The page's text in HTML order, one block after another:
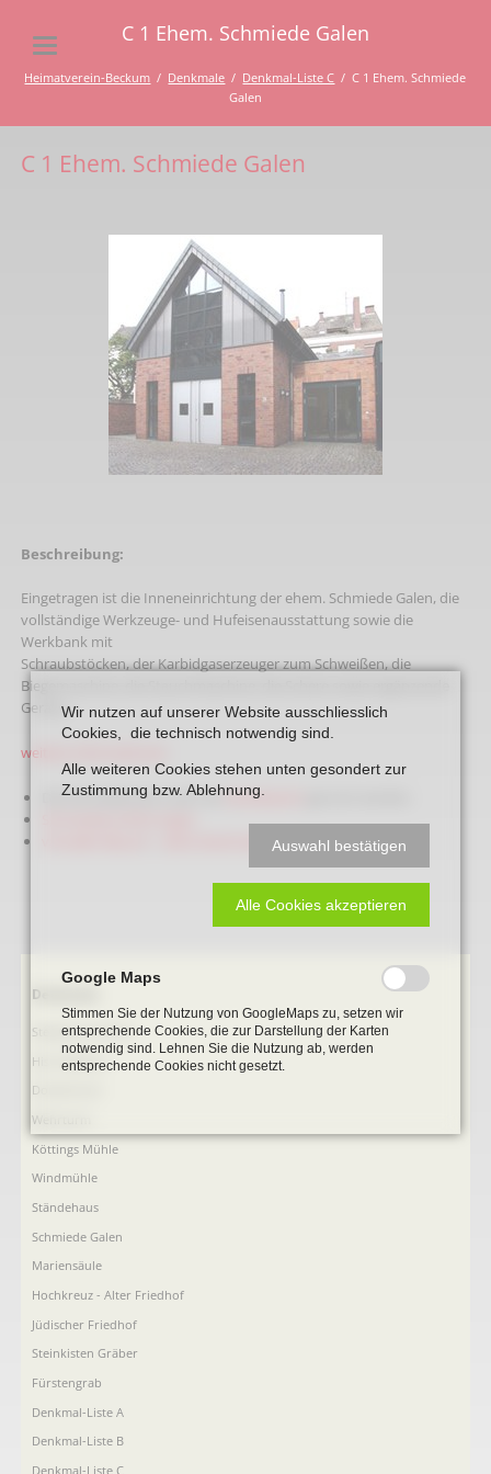
C 1 Ehem. Schmiede Galen
Heimatverein-Beckum Denkmale Denkmal-Liste C
C 1 Ehem. Schmiede
Galen
C 1 Ehem. Schmiede Galen
Beschreibung:
Eingetragen ist die Inneneinrichtung der ehem. Schmiede Galen, die
vollständige Werkzeuge- und Hufeisenausstattung sowie die
Werkbank mit
Schraubstöcken, der Karbidgaserzeuger zum Schweißen, die
Biegemaschine, die Stauchmaschine, die Schere sowie ergänzende
Geräte.
weitere Informationen
Die Schmiede kann auch alsStandesamt
Navigation
überspringen
Denkmale
Stephanus-Kirche
Hist. Rathaus
Domitorium
Wehrturm
Köttings Mühle
Windmühle
Ständehaus
Schmiede Galen
Mariensäule
Hochkreuz - Alter Friedhof
Jüdischer Friedhof
Steinkisten Gräber
Fürstengrab
Denkmal-Liste A
Denkmal-Liste B
Denkmal-Liste C
Wir nutzen auf unserer Website ausschliesslich
Cookies, die technisch notwendig sind.
Alle weiteren Cookies stehen unten gesondert zur
Zustimmung bzw. Ablehnung.
Auswahl bestätigen
Alle Cookies akzeptieren
Google Maps
Stimmen Sie der Nutzung von GoogleMaps zu, setzen wir
entsprechende Cookies, die zur Darstellung der Karten
notwendig sind. Lehnen Sie die Nutzung ab, werden
entsprechende Cookies nicht gesetzt.